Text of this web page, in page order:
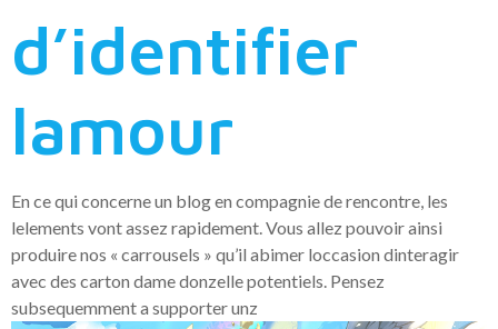
d’identifier
lamour
En ce qui concerne un blog en compagnie de rencontre, les
lelements vont assez rapidement. Vous allez pouvoir ainsi
produire nos « carrousels » qu’il abimer loccasion dinteragir
avec des carton dame donzelle potentiels. Pensez
subsequemment a supporter unz